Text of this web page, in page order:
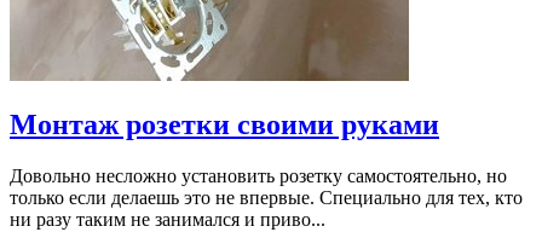
Монтаж розетки своими руками
Довольно несложно установить розетку самостоятельно, но
только если делаешь это не впервые. Специально для тех, кто
ни разу таким не занимался и приво...